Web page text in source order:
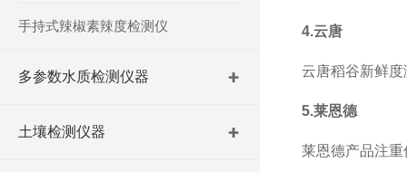
4.云唐
云唐稻谷新鲜
5.莱恩德
莱恩德产品注
手持式辣椒素辣度检测仪
多参数水质检测仪器
土壤检测仪器